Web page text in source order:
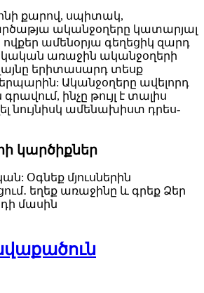
քարով, սպիտակ,
ականջօղերը կատարյալ
ամենօրյա գեղեցիկ զարդ
առաջին ականջօղերի
երիտասարդ տեսք
Ականջօղերը ավելորդ
գրավում, ինչը թույլ է տալիս
նույնիսկ ամենախիստ դրես-
կարծիքներ
Օգնեք մյուսներին
եղեք առաջինը և գրեք Ձեր
մասին